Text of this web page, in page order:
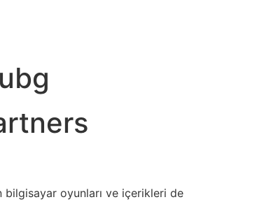
bilgisayar oyunları ve içerikleri de